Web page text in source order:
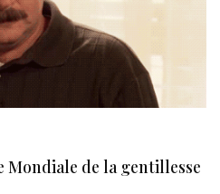
Mondiale de la gentillesse